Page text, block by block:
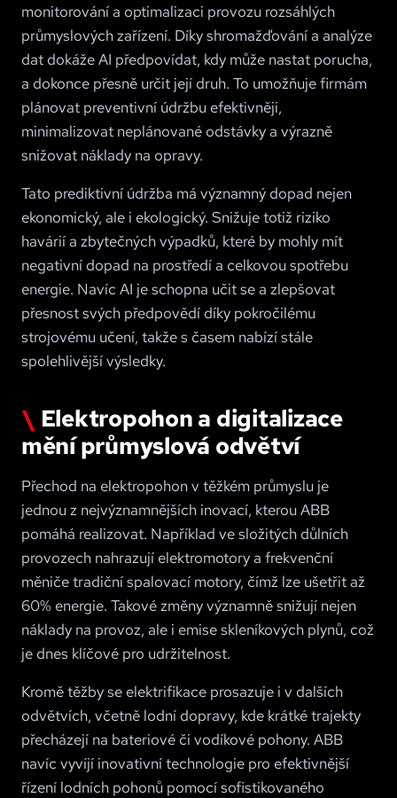
monitorování a optimalizaci provozu rozsáhlých
průmyslových zařízení. Díky shromažďování a analýze
dat dokáže AI předpovídat, kdy může nastat porucha,
a dokonce přesně určit její druh. To umožňuje firmám
plánovat preventivní údržbu efektivněji,
minimalizovat neplánované odstávky a výrazně
snižovat náklady na opravy.
Tato prediktivní údržba má významný dopad nejen
ekonomický, ale i ekologický. Snižuje totiž riziko
havárií a zbytečných výpadků, které by mohly mít
negativní dopad na prostředí a celkovou spotřebu
energie. Navíc AI je schopna učit se a zlepšovat
přesnost svých předpovědí díky pokročilému
strojovému učení, takže s časem nabízí stále
spolehlivější výsledky.
Elektropohon a digitalizace
mění průmyslová odvětví
Přechod na elektropohon v těžkém průmyslu je
jednou z nejvýznamnějších inovací, kterou ABB
pomáhá realizovat. Například ve složitých důlních
provozech nahrazují elektromotory a frekvenční
měniče tradiční spalovací motory, čímž lze ušetřit až
60% energie. Takové změny významně snižují nejen
náklady na provoz, ale i emise skleníkových plynů, což
je dnes klíčové pro udržitelnost.
Kromě těžby se elektrifikace prosazuje i v dalších
odvětvích, včetně lodní dopravy, kde krátké trajekty
přecházejí na bateriové či vodíkové pohony. ABB
navíc vyvíjí inovativní technologie pro efektivnější
řízení lodních pohonů pomocí sofistikovaného